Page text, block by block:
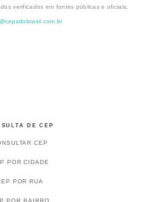
verificados em fontes públicas e oficiais.
DE CEP
CEP
POR CIDADE
POR RUA